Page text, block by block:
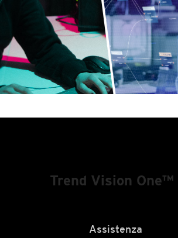
Trend Vision One™
Assistenza